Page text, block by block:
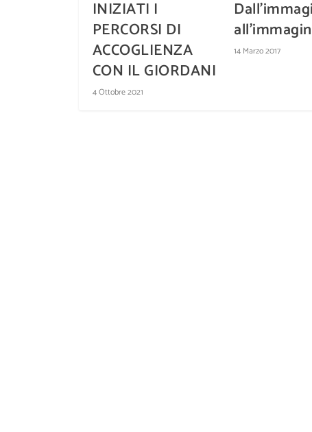
INIZIATI I
PERCORSI DI
ACCOGLIENZA
CON IL GIORDANI
4 Ottobre 2021
14 Marzo 2017